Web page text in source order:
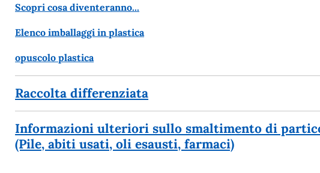
Scopri cosa diventeranno...
Elenco imballaggi in plastica
opuscolo plastica
Raccolta differenziata
Informazioni ulteriori sullo smaltimento di
(Pile, abiti usati, oli esausti, farmaci)